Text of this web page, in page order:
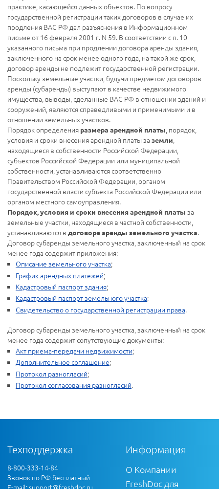
практике, касающейся данных объектов. По вопросу
государственной регистрации таких договоров в случае их
продления ВАС РФ дал разъяснения в Информационном
письме от 16 февраля 2001 г. N 59. В соответствии с п. 10
указанного письма при продлении договора аренды здания,
заключенного на срок менее одного года, на такой же срок,
договор аренды не подлежит государственной регистрации.
Поскольку земельные участки, будучи предметом договоров
аренды (субаренды) выступают в качестве недвижимого
имущества, выводы, сделанные ВАС РФ в отношении зданий и
сооружений, являются справедливыми и применимыми и в
отношении земельных участков.
Порядок определения размера арендной платы, порядок,
условия и сроки внесения арендной платы за земли,
находящиеся в собственности Российской Федерации,
субъектов Российской Федерации или муниципальной
собственности, устанавливаются соответственно
Правительством Российской Федерации, органом
государственной власти субъекта Российской Федерации или
органом местного самоуправления.
Порядок, условия и сроки внесения арендной платы за
земельные участки, находящиеся в частной собственности,
устанавливаются в договоре аренды земельного участка.
Договор субаренды земельного участка, заключенный на срок
менее года содержит приложения:
Описание земельного участка;
График арендных платежей;
Кадастровый паспорт здания;
Кадастровый паспорт земельного участка;
Свидетельство о государственной регистрации права.
Договор субаренды земельного участка, заключенный на срок
менее года содержит сопутствующие документы:
Акт приема-передачи недвижимости;
Дополнительное соглашение;
Протокол разногласий;
Протокол согласования разногласий.
Техподдержка
8-800-333-14-84
Звонок по РФ бесплатный
E-mail:support@freshdoc.ru
Информация
О Компании
FreshDoc для